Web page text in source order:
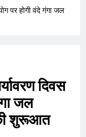
पर होगी वंदे गंगा जल
दिवस
जल
शुरूआत